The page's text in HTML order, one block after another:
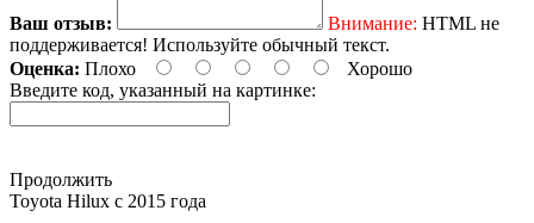
Ваш отзыв: Внимание: HTML не
поддерживается! Используйте обычный текст.
Оценка: Плохо
Хорошо
Введите код, указанный на картинке:
Продолжить
Toyota Нilux с 2015 года